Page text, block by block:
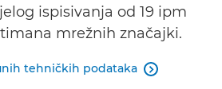
ispisivanja od 19 ipm
mrežnih značajki.
tehničkih podataka 